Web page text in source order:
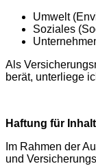
Umwelt
Soziales
Als
berät, unterliege
Haftung für
Im Rahmen der
und